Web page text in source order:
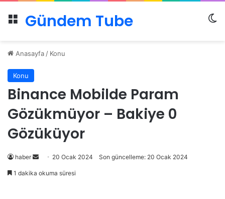
MenüGündem Tube
Anasayfa / Konu
Konu
Binance Mobilde Param
Gözükmüyor – Bakiye 0
Gözüküyor
haber
Bir
20 Ocak 2024 Son güncelleme: 20 Ocak 2024
1 dakika okuma süresi